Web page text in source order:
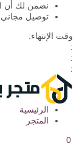
نضمن لك أن
توصيل مجاني
وقت الإنتهاء:
:
:
:
الرئيسية
المتجر
0